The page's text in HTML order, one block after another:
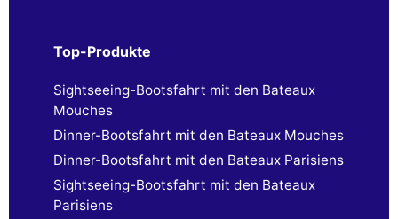
Top-Produkte
Sightseeing-Bootsfahrt mit den Bateaux
Mouches
Dinner-Bootsfahrt mit den Bateaux Mouches
Dinner-Bootsfahrt mit den Bateaux Parisiens
Sightseeing-Bootsfahrt mit den Bateaux
Parisiens